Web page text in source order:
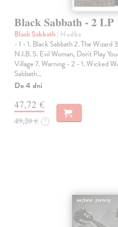
Black Sabbath - 2 LP
Black Sabbath | Hudba
- 1 - 1. Black Sabbath 2. The
N.I.B. 5. Evil Woman, Don't Play
Village 7. Warning - 2 - 1. Wicked
Sabbath…
Do 4 dní
47,72 €
49,20 € ?